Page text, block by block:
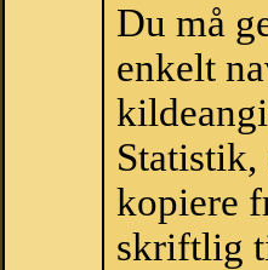
Du må
enkelt
kopiere
skriftlig